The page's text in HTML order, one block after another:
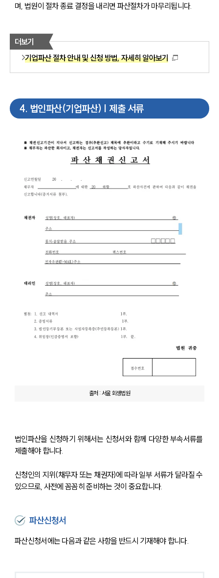
며, 법원이 절차 종료 결정을 내리면 파산절차가 마무리됩니다.
더보기
기업파산 절차 안내 및 신청 방법, 자세히 알아보기
4. 법인파산(기업파산) | 제출 서류
출처 : 서울 회생법원
법인파산을 신청하기 위해서는 신청서와 함께 다양한 부속서류를
제출해야 합니다.
신청인의 지위(채무자 또는 채권자)에 따라 일부 서류가 달라질 수
있으므로, 사전에 꼼꼼히 준비하는 것이 중요합니다.
파산신청서
파산신청서에는 다음과 같은 사항을 반드시 기재해야 합니다.